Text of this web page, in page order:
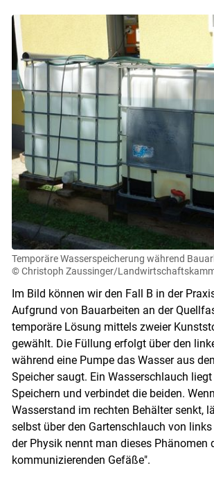
Temporäre Wasserspeicherung während
© Christoph Zaussinger/
Im Bild können wir den Fall B in der
Aufgrund von Bauarbeiten an der
temporäre Lösung mittels zweier
gewählt. Die Füllung erfolgt über den
während eine Pumpe das Wasser aus
Speicher saugt. Ein Wasserschlauch
Speichern und verbindet die beiden.
Wasserstand im rechten Behälter senkt,
selbst über den Gartenschlauch von
der Physik nennt man dieses Phänomen
kommunizierenden Gefäße".